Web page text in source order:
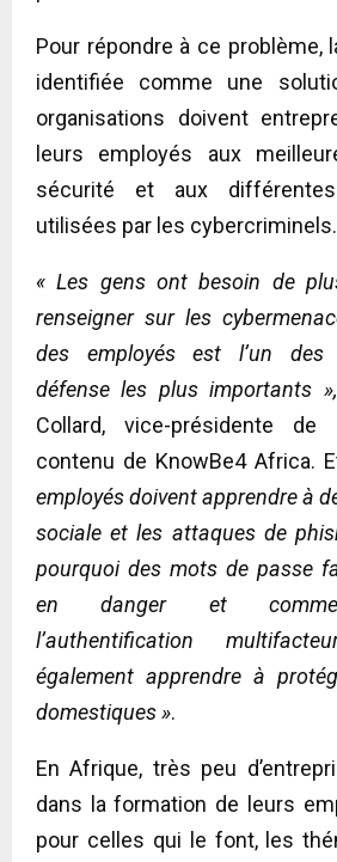
Pour répondre à ce problème,
identifiée comme une
organisations doivent
leurs employés aux
sécurité et aux différentes
utilisées par les cybercriminels.
« Les gens ont besoin de
renseigner sur les
des employés est l’un des
défense les plus importants »,
Collard, vice-présidente
contenu de KnowBe4 Africa.
employés doivent apprendre à
sociale et les attaques de
pourquoi des mots de passe
en danger et
l’authentification
également apprendre à
domestiques ».
En Afrique, très peu
dans la formation de leurs
pour celles qui le font, les